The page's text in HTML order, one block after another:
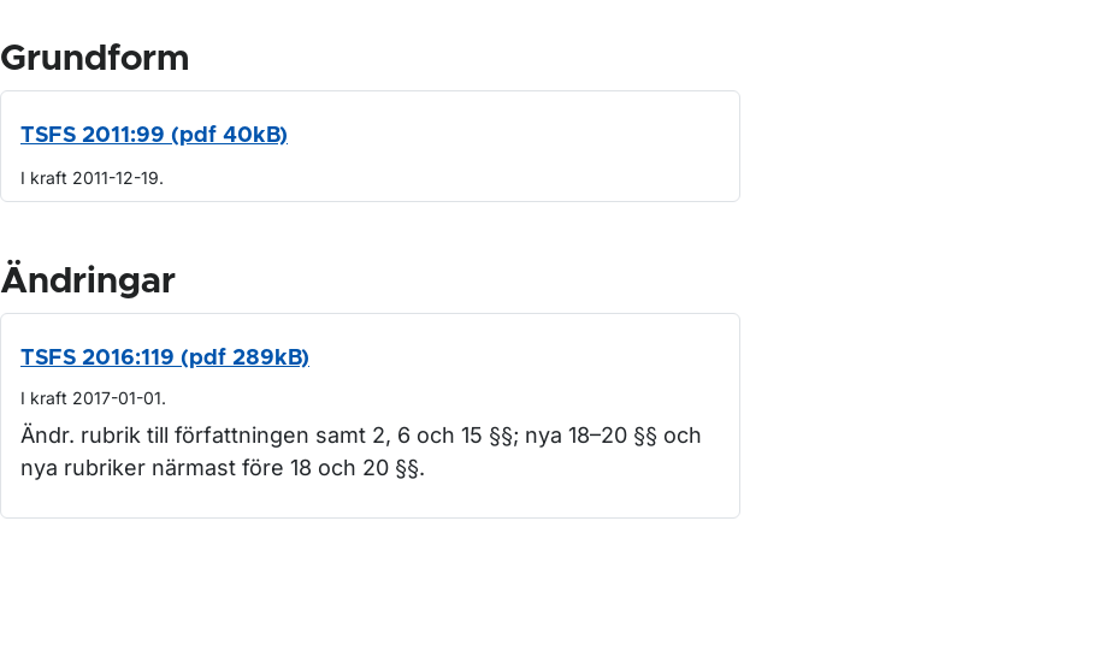
Grundform
TSFS 2011:99 (pdf 40kB)
I kraft 2011-12-19.
Ändringar
TSFS 2016:119 (pdf 289kB)
I kraft 2017-01-01.
Ändr. rubrik till författningen samt 2, 6 och 15 §§; nya 18–20 §§ och
nya rubriker närmast före 18 och 20 §§.